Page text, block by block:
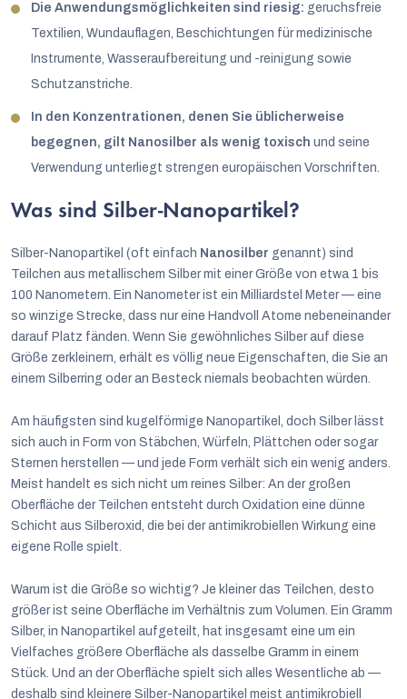
Die Anwendungsmöglichkeiten sind riesig: geruchsfreie
Textilien, Wundauflagen, Beschichtungen für medizinische
Instrumente, Wasseraufbereitung und -reinigung sowie
Schutzanstriche.
In den Konzentrationen, denen Sie üblicherweise
begegnen, gilt Nanosilber als wenig toxisch und seine
Verwendung unterliegt strengen europäischen Vorschriften.
Was sind Silber-Nanopartikel?
Silber-Nanopartikel (oft einfach Nanosilber genannt) sind
Teilchen aus metallischem Silber mit einer Größe von etwa 1 bis
100 Nanometern. Ein Nanometer ist ein Milliardstel Meter — eine
so winzige Strecke, dass nur eine Handvoll Atome nebeneinander
darauf Platz fänden. Wenn Sie gewöhnliches Silber auf diese
Größe zerkleinern, erhält es völlig neue Eigenschaften, die Sie an
einem Silberring oder an Besteck niemals beobachten würden.
Am häufigsten sind kugelförmige Nanopartikel, doch Silber lässt
sich auch in Form von Stäbchen, Würfeln, Plättchen oder sogar
Sternen herstellen — und jede Form verhält sich ein wenig anders.
Meist handelt es sich nicht um reines Silber: An der großen
Oberfläche der Teilchen entsteht durch Oxidation eine dünne
Schicht aus Silberoxid, die bei der antimikrobiellen Wirkung eine
eigene Rolle spielt.
Warum ist die Größe so wichtig? Je kleiner das Teilchen, desto
größer ist seine Oberfläche im Verhältnis zum Volumen. Ein Gramm
Silber, in Nanopartikel aufgeteilt, hat insgesamt eine um ein
Vielfaches größere Oberfläche als dasselbe Gramm in einem
Stück. Und an der Oberfläche spielt sich alles Wesentliche ab —
deshalb sind kleinere Silber-Nanopartikel meist antimikrobiell